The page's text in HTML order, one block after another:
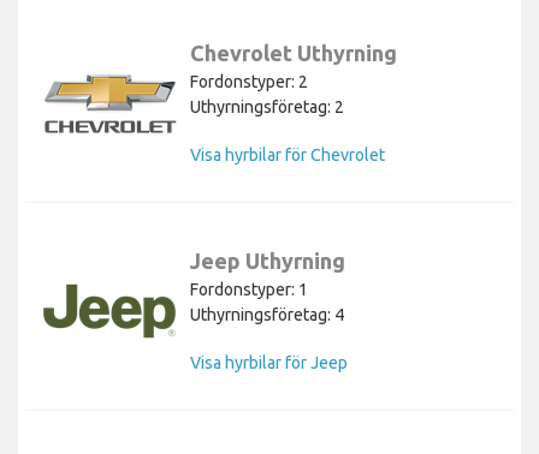
Chevrolet Uthyrning
Fordonstyper: 2
Uthyrningsföretag: 2
Visa hyrbilar för Chevrolet
Jeep Uthyrning
Fordonstyper: 1
Uthyrningsföretag: 4
Visa hyrbilar för Jeep